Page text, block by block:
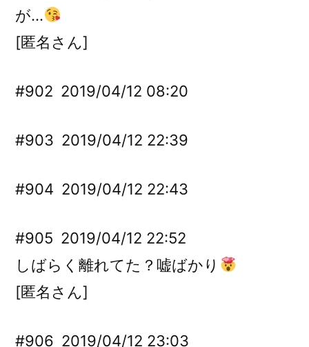
が…
[匿名さん]
#902 2019/04/12 08:20
#903 2019/04/12 22:39
#904 2019/04/12 22:43
#905 2019/04/12 22:52
しばらく離れてた？嘘ばかり
[匿名さん]
#906 2019/04/12 23:03